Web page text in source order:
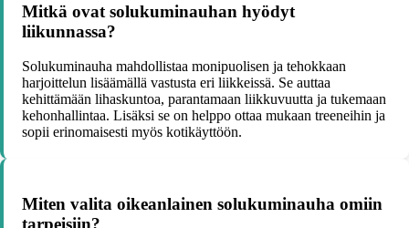
Mitkä ovat solukuminauhan hyödyt
liikunnassa?
Solukuminauha mahdollistaa monipuolisen ja tehokkaan
harjoittelun lisäämällä vastusta eri liikkeissä. Se auttaa
kehittämään lihaskuntoa, parantamaan liikkuvuutta ja tukemaan
kehonhallintaa. Lisäksi se on helppo ottaa mukaan treeneihin ja
sopii erinomaisesti myös kotikäyttöön.
Miten valita oikeanlainen solukuminauha omiin
tarpeisiin?